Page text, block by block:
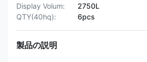
Display Volum:
2750L
QTY(40hq):
6pcs
製品の説明